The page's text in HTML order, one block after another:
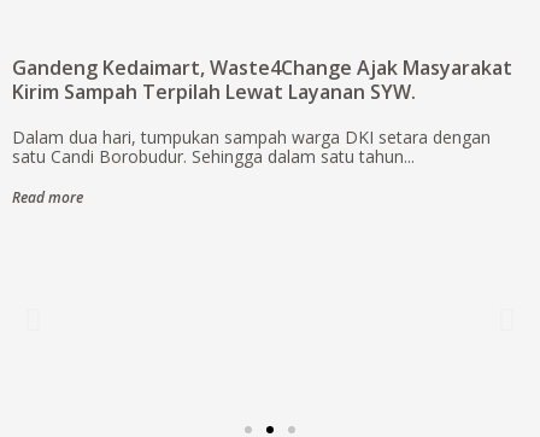
Gandeng Kedaimart, Waste4Change Ajak Masyarakat
Kirim Sampah Terpilah Lewat Layanan SYW.
Dalam dua hari, tumpukan sampah warga DKI setara dengan
satu Candi Borobudur. Sehingga dalam satu tahun...
Read more